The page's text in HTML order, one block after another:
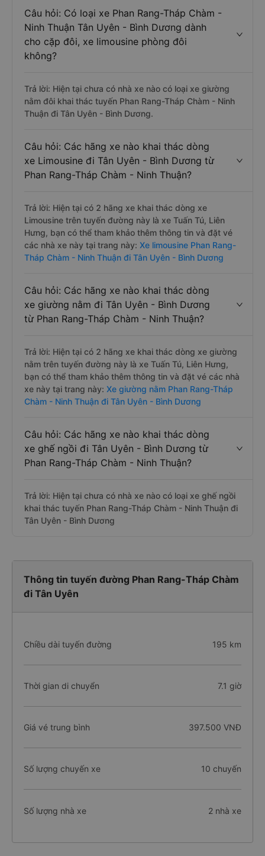
Câu hỏi: Có loại xe Phan Rang-Tháp Chàm -
Ninh Thuận Tân Uyên - Bình Dương dành
cho cặp đôi, xe limousine phòng đôi
không?
Trả lời: Hiện tại chưa có nhà xe nào có loại xe giường
nằm đôi khai thác tuyến Phan Rang-Tháp Chàm - Ninh
Thuận đi Tân Uyên - Bình Dương.
Câu hỏi: Các hãng xe nào khai thác dòng
xe Limousine đi Tân Uyên - Bình Dương từ
Phan Rang-Tháp Chàm - Ninh Thuận?
Trả lời: Hiện tại có 2 hãng xe khai thác dòng xe
Limousine trên tuyến đường này là xe Tuấn Tú, Liên
Hưng, bạn có thể tham khảo thêm thông tin và đặt vé
các nhà xe này tại trang này: Xe limousine Phan Rang-
Tháp Chàm - Ninh Thuận đi Tân Uyên - Bình Dương
Câu hỏi: Các hãng xe nào khai thác dòng
xe giường nằm đi Tân Uyên - Bình Dương
từ Phan Rang-Tháp Chàm - Ninh Thuận?
Trả lời: Hiện tại có 2 hãng xe khai thác dòng xe giường
nằm trên tuyến đường này là xe Tuấn Tú, Liên Hưng,
bạn có thể tham khảo thêm thông tin và đặt vé các nhà
xe này tại trang này: Xe giường nằm Phan Rang-Tháp
Chàm - Ninh Thuận đi Tân Uyên - Bình Dương
Câu hỏi: Các hãng xe nào khai thác dòng
xe ghế ngồi đi Tân Uyên - Bình Dương từ
Phan Rang-Tháp Chàm - Ninh Thuận?
Trả lời: Hiện tại chưa có nhà xe nào có loại xe ghế ngồi
khai thác tuyến Phan Rang-Tháp Chàm - Ninh Thuận đi
Tân Uyên - Bình Dương
Thông tin tuyến đường Phan Rang-Tháp Chàm
đi Tân Uyên
Chiều dài tuyến đường 195 km
Thời gian di chuyển 7.1 giờ
Giá vé trung bình 397.500 VNĐ
Số lượng chuyến xe 10 chuyến
Số lượng nhà xe 2 nhà xe